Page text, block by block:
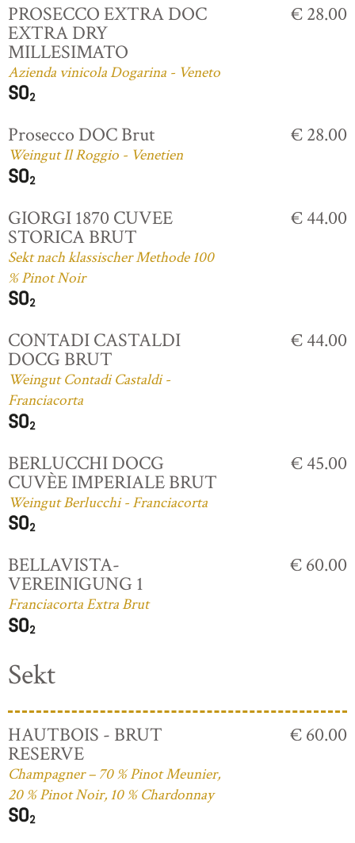
PROSECCO EXTRA DOC
EXTRA DRY
MILLESIMATO
Azienda vinicola Dogarina - Veneto
€ 28.00
Prosecco DOC Brut
Weingut Il Roggio - Venetien
€ 28.00
GIORGI 1870 CUVEE
STORICA BRUT
Sekt nach klassischer Methode 100
% Pinot Noir
€ 44.00
CONTADI CASTALDI
DOCG BRUT
Weingut Contadi Castaldi -
Franciacorta
€ 44.00
BERLUCCHI DOCG
CUVÈE IMPERIALE BRUT
Weingut Berlucchi - Franciacorta
€ 45.00
BELLAVISTA-
VEREINIGUNG 1
Franciacorta Extra Brut
€ 60.00
Sekt
HAUTBOIS - BRUT
RESERVE
Champagner – 70 % Pinot Meunier,
20 % Pinot Noir, 10 % Chardonnay
€ 60.00